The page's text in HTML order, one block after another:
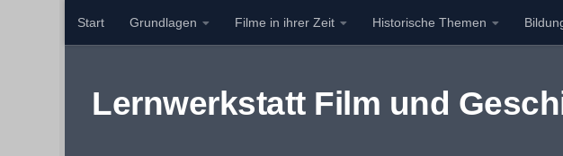
Zum Inhalt springen
Start Grundlagen Filme in ihrer Zeit Historische Themen
Lernwerkstatt Film und